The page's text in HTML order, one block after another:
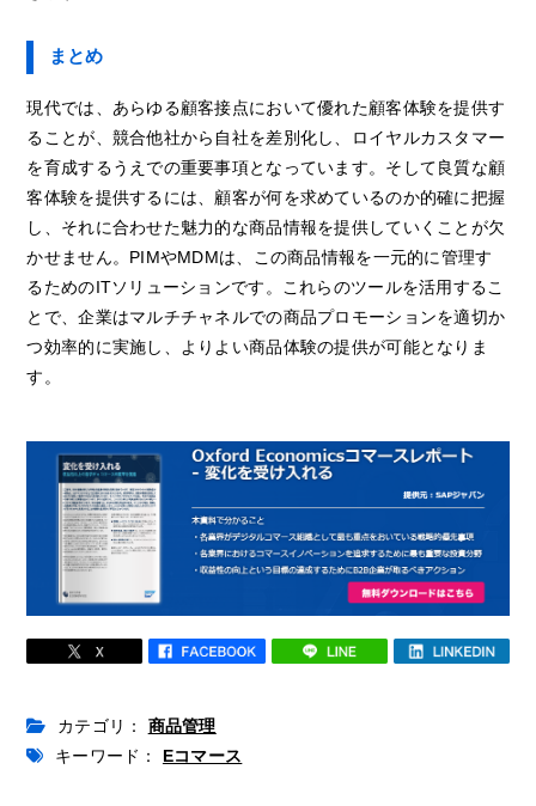
まとめ
現代では、あらゆる顧客接点において優れた顧客体験を提供す
ることが、競合他社から自社を差別化し、ロイヤルカスタマー
を育成するうえでの重要事項となっています。そして良質な顧
客体験を提供するには、顧客が何を求めているのか的確に把握
し、それに合わせた魅力的な商品情報を提供していくことが欠
かせません。PIMやMDMは、この商品情報を一元的に管理す
るためのITソリューションです。これらのツールを活用するこ
とで、企業はマルチチャネルでの商品プロモーションを適切か
つ効率的に実施し、よりよい商品体験の提供が可能となりま
す。
カテゴリ：
商品管理
キーワード：
Eコマース